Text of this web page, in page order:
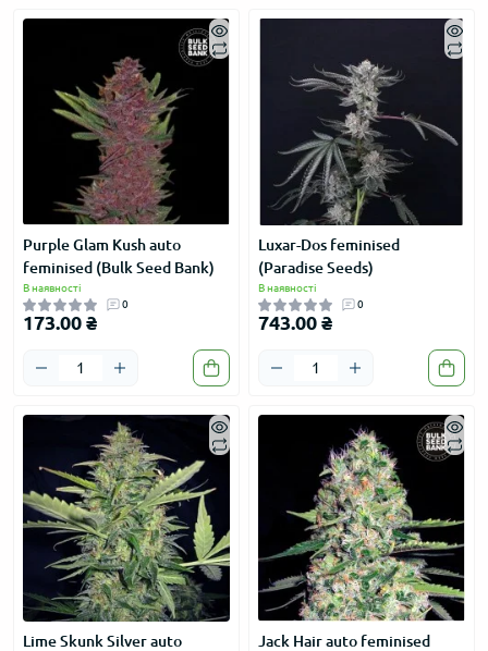
Purple Glam Kush auto
feminised (Bulk Seed Bank)
В наявності
0
173.00 ₴
Luxar-Dos feminised
(Paradise Seeds)
В наявності
0
743.00 ₴
Lime Skunk Silver auto
Jack Hair auto feminised